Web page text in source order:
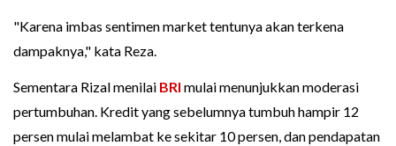
"Karena imbas sentimen market tentunya akan terkena
dampaknya," kata Reza.
Sementara Rizal menilai BRI mulai menunjukkan moderasi
pertumbuhan. Kredit yang sebelumnya tumbuh hampir 12
persen mulai melambat ke sekitar 10 persen, dan pendapatan